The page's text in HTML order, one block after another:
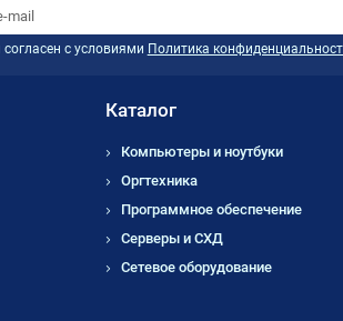
с условиями Политика
Каталог
Компьютеры и ноутбуки
Оргтехника
Программное обеспечение
Серверы и СХД
Сетевое оборудование